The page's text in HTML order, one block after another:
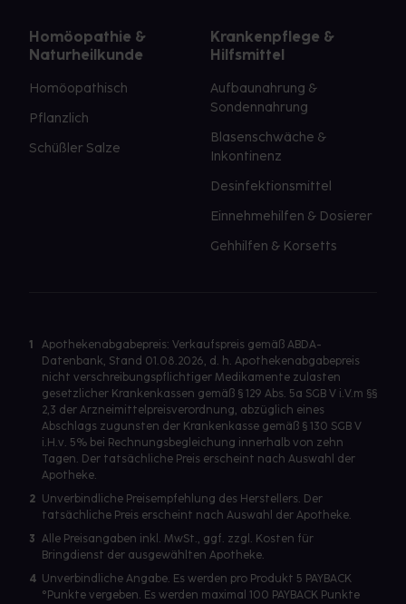
Homöopathie &
Naturheilkunde
Homöopathisch
Pflanzlich
Schüßler Salze
Krankenpflege &
Hilfsmittel
Aufbaunahrung &
Sondennahrung
Blasenschwäche &
Inkontinenz
Desinfektionsmittel
Einnehmehilfen & Dosierer
Gehhilfen & Korsetts
1
Apothekenabgabepreis: Verkaufspreis gemäß ABDA-
Datenbank, Stand 01.08.2026, d. h. Apothekenabgabepreis
nicht verschreibungspflichtiger Medikamente zulasten
gesetzlicher Krankenkassen gemäß § 129 Abs. 5a SGB V i.V.m §§
2,3 der Arzneimittelpreisverordnung, abzüglich eines
Abschlags zugunsten der Krankenkasse gemäß § 130 SGB V
i.H.v. 5% bei Rechnungsbegleichung innerhalb von zehn
Tagen. Der tatsächliche Preis erscheint nach Auswahl der
Apotheke.
2 Unverbindliche Preisempfehlung des Herstellers. Der
tatsächliche Preis erscheint nach Auswahl der Apotheke.
3 Alle Preisangaben inkl. MwSt., ggf. zzgl. Kosten für
Bringdienst der ausgewählten Apotheke.
4 Unverbindliche Angabe. Es werden pro Produkt 5 PAYBACK
°Punkte vergeben. Es werden maximal 100 PAYBACK Punkte